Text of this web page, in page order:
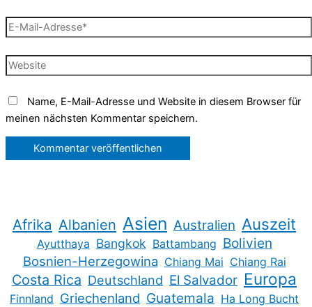
E-
Mail-
Adresse*
Website
Name, E-Mail-Adresse und Website in diesem Browser für
meinen nächsten Kommentar speichern.
Afrika Albanien Asien Australien Auszeit
Ayutthaya Bangkok Battambang Bolivien
Bosnien-Herzegowina Chiang Mai Chiang Rai
Costa Rica Deutschland El Salvador Europa
Finnland Griechenland Guatemala Ha Long Bucht